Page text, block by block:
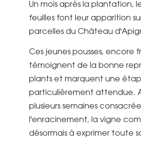
Un mois après la plantation,
feuilles font leur apparition
parcelles du Château
Ces jeunes pousses, encore
témoignent de la bonne
plants et marquent une
particulièrement attendue.
plusieurs semaines
l'enracinement, la vigne
désormais à exprimer toute